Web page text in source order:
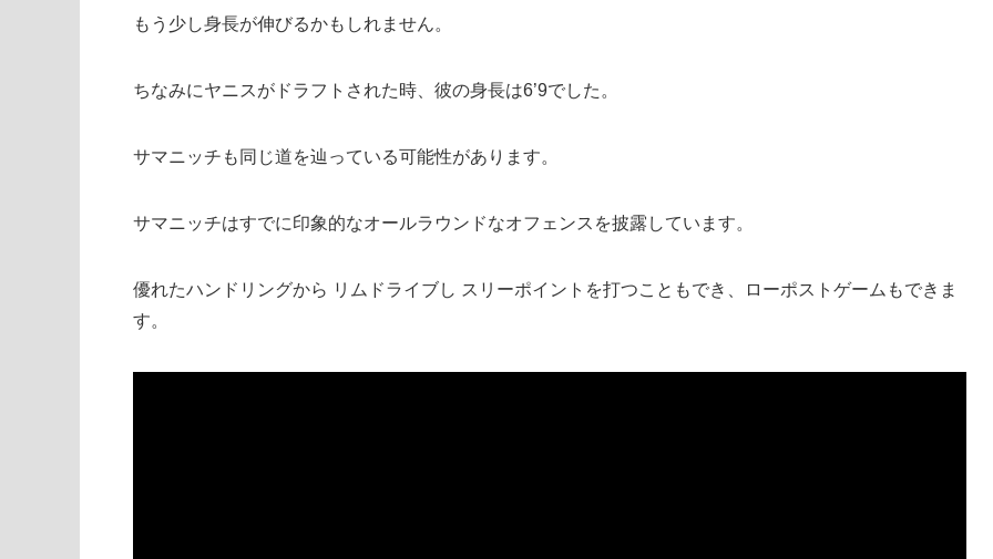
もう少し身長が伸びるかもしれません。
ちなみにヤニスがドラフトされた時、彼の身長は6’9でした。
サマニッチも同じ道を辿っている可能性があります。
サマニッチはすでに印象的なオールラウンドなオフェンスを披露しています。
優れたハンドリングから リムドライブし スリーポイントを打つこともでき、ローポストゲームもできま
す。